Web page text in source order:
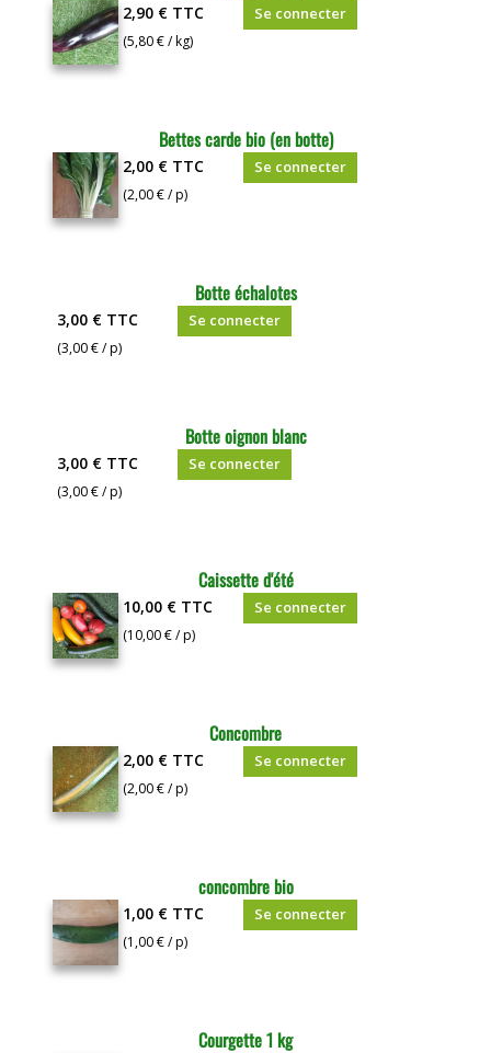
2,90 € TTC
(5,80 € / kg)
Se connecter
Bettes carde bio (en botte)
2,00 € TTC
(2,00 € / p)
Se connecter
Botte échalotes
3,00 € TTC
(3,00 € / p)
Se connecter
Botte oignon blanc
3,00 € TTC
(3,00 € / p)
Se connecter
Caissette d'été
10,00 € TTC
(10,00 € / p)
Se connecter
Concombre
2,00 € TTC
(2,00 € / p)
Se connecter
concombre bio
1,00 € TTC
(1,00 € / p)
Se connecter
Courgette 1 kg